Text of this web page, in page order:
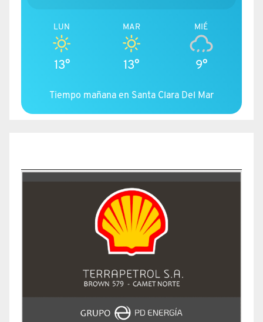
LUN
13°
MAR
13°
MIÉ
9°
Tiempo mañana en Santa Clara Del Mar